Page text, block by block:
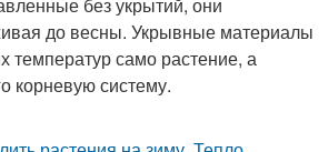
до весны. Укрывные материалы
температур само растение, а
корневую систему.